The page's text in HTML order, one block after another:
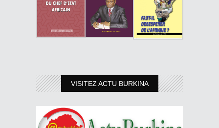
VISITEZ ACTU BURKINA